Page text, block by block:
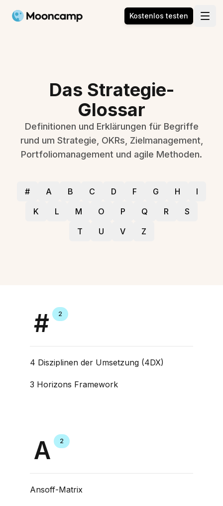
Mooncamp Kostenlos testen
Das Strategie-
Glossar
Definitionen und Erklärungen für Begriffe
rund um Strategie, OKRs, Zielmanagement,
Portfoliomanagement und agile Methoden.
# A B C D F G H
I
K
L M O P Q R
S
T
U V Z
# 2
4 Disziplinen der Umsetzung (4DX)
3 Horizons Framework
A 2
Ansoff-Matrix